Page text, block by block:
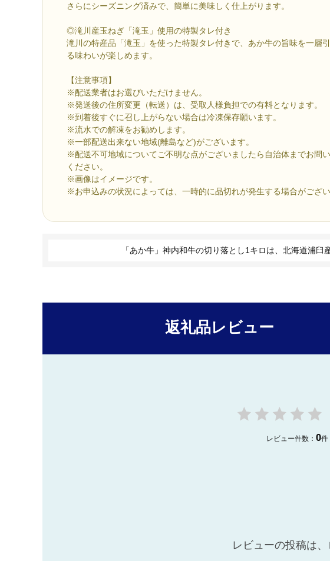
さらにシーズニング済みで、簡単に美味しく仕上がります。
◎滝川産玉ねぎ「滝玉」使用の特製タレ付き
滝川の特産品「滝玉」を使った特製タレ付きで、あか牛の旨味を一層
る味わいが楽しめます。
【注意事項】
※配送業者はお選びいただけません。
※発送後の住所変更（転送）は、受取人様負担での有料となります。
※到着後すぐに召し上がらない場合は冷凍保存願います。
※流水での解凍をお勧めします。
※一部配送出来ない地域(離島など)がございます。
※配送不可地域についてご不明な点がございましたら自治体までお問
ください。
※画像はイメージです。
※お申込みの状況によっては、一時的に品切れが発生する場合がござい
「あか牛」神内和牛の切り落とし1キロは、北海道浦
返礼品レビュー
レビュー件数： 0件
レビューの投稿は